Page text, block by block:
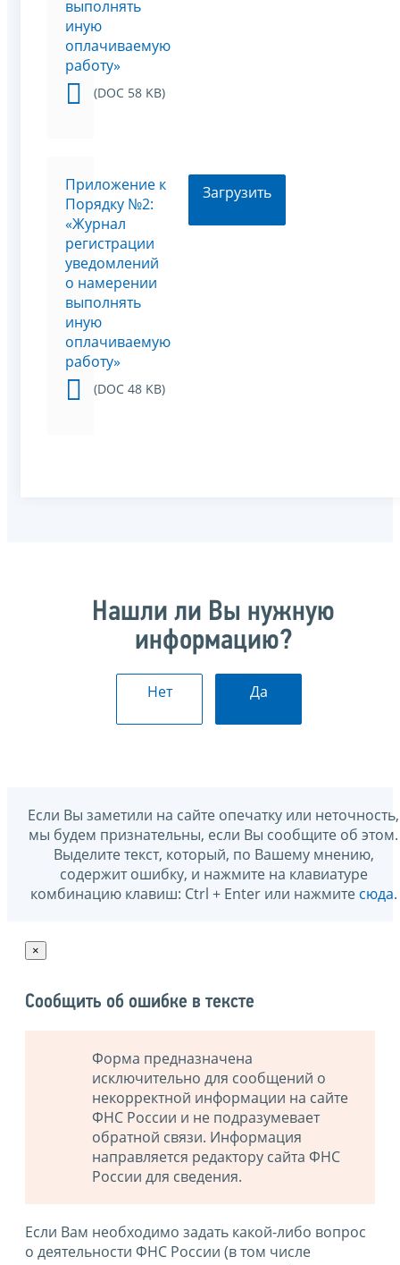
выполнять
иную
оплачиваемую
работу»
(DOC 58 KB)
Приложение к
Порядку №2:
«Журнал
регистрации
уведомлений
о намерении
выполнять
иную
оплачиваемую
работу»
(DOC 48 KB)
Загрузить
Нашли ли Вы нужную
информацию?
Нет Да
Если Вы заметили на сайте опечатку или неточность,
мы будем признательны, если Вы сообщите об этом.
Выделите текст, который, по Вашему мнению,
содержит ошибку, и нажмите на клавиатуре
комбинацию клавиш: Ctrl + Enter или нажмите сюда.
×
Сообщить об ошибке в тексте
Форма предназначена
исключительно для сообщений о
некорректной информации на сайте
ФНС России и не подразумевает
обратной связи. Информация
направляется редактору сайта ФНС
России для сведения.
Если Вам необходимо задать какой-либо вопрос
о деятельности ФНС России (в том числе